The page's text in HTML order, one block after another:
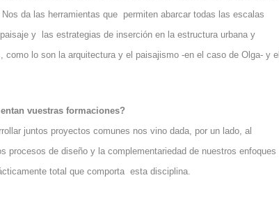
da las herramientas que permiten abarcar todas las escalas
y las estrategias de inserción en la estructura urbana y
lo son la arquitectura y el paisajismo -en el caso de Olga- y el
vuestras formaciones?
juntos proyectos comunes nos vino dada, por un lado, al
de diseño y la complementariedad de nuestros enfoques
total que comporta esta disciplina.